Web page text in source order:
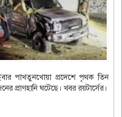
পাখতুনখোয়া প্রদেশে পৃথক তিন
প্রাণহানি ঘটেছে। খবর রয়টার্সের।